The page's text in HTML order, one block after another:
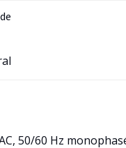
50/60 Hz